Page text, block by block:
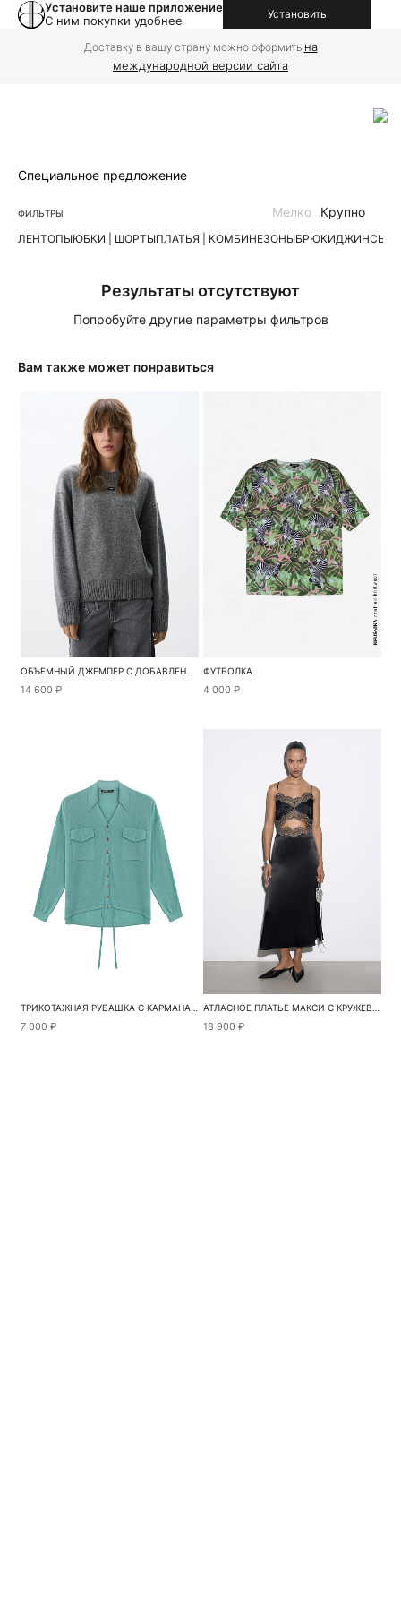
Установите наше приложение
С ним покупки удобнее
Установить
Доставку в вашу страну можно оформить на
международной версии сайта
Специальное предложение
ФИЛЬТРЫ
ЛЕНТОПЫЮБКИ | ШОРТЫПЛАТЬЯ | КОМБИНЕЗОНЫБРЮКИДЖИНСЫ
Мелко Крупно
Результаты отсутствуют
Попробуйте другие параметры фильтров
Вам также может понравиться
ОБЪЕМНЫЙ ДЖЕМПЕР С ДОБАВЛЕНИЕМ КАШЕМИРА
14 600 ₽
ФУТБОЛКА
4 000 ₽
ТРИКОТАЖНАЯ РУБАШКА С КАРМАНАМИ
7 000 ₽
АТЛАСНОЕ ПЛАТЬЕ МАКСИ С КРУЖЕВОМ
18 900 ₽